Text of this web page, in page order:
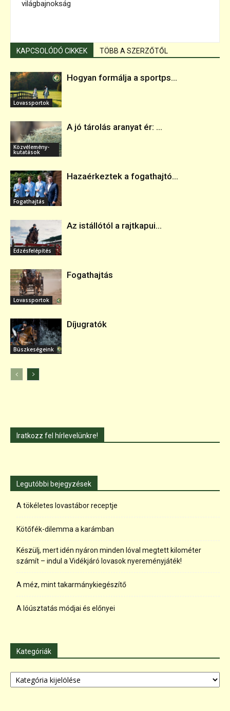
világbajnokság
KAPCSOLÓDÓ CIKKEK TÖBB A SZERZŐTŐL
Lovassportok
Hogyan formálja a sportps...
Közvélemény-
kutatások
A jó tárolás aranyat ér: ...
Fogathajtás
Hazaérkeztek a fogathajtó...
Edzésfelépítés
Az istállótól a rajtkapui...
Lovassportok
Fogathajtás
Büszkeségeink
Díjugratók
Iratkozz fel hírlevelünkre!
Legutóbbi bejegyzések
A tökéletes lovastábor receptje
Kötőfék-dilemma a karámban
Készülj, mert idén nyáron minden lóval megtett kilométer
számít – indul a Vidékjáró lovasok nyereményjáték!
A méz, mint takarmánykiegészítő
A lóúsztatás módjai és előnyei
Kategóriák
Kategóriák